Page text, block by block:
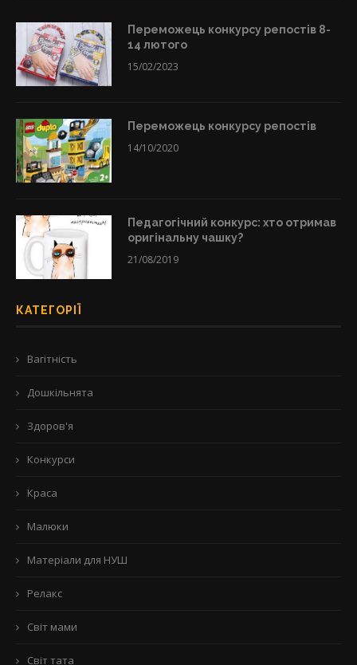
Переможець конкурсу репостів 8-
14 лютого
15/02/2023
Переможець конкурсу репостів
14/10/2020
Педагогічний конкурс: хто отримав
оригінальну чашку?
21/08/2019
КАТЕГОРІЇ
Вагітність
Дошкільнята
Здоров'я
Конкурси
Краса
Малюки
Матеріали для НУШ
Релакс
Світ мами
Світ тата